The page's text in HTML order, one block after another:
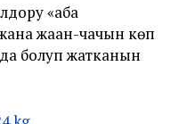
«аба
жаан-чачын көп
болуп жатканын